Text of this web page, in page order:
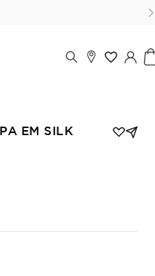
100 reais) sem juros!
EM SILK